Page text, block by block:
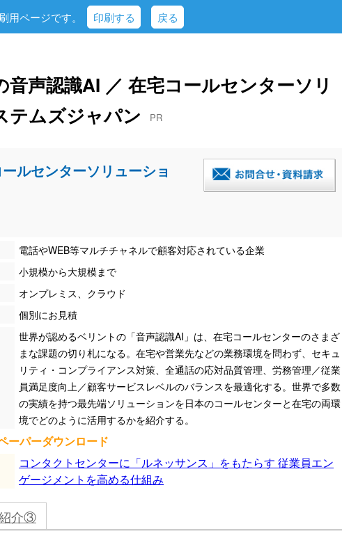
用ページです。 印刷する 戻る
音声認識AI ／ 在宅コールセンターソリ
テムズジャパン
PR
ルセンターソリューショ
電話やWEB等マルチチャネルで顧客対応されている企業
小規模から大規模まで
オンプレミス、クラウド
個別にお見積
世界が認めるベリントの「音声認識AI」は、在宅コールセンターのさまざ
まな課題の切り札になる。在宅や営業先などの業務環境を問わず、セキュ
リティ・コンプライアンス対策、全通話の応対品質管理、労務管理／従業
員満足度向上／顧客サービスレベルのバランスを最適化する。世界で多数
の実績を持つ最先端ソリューションを日本のコールセンターと在宅の両環
境でどのように活用するかを紹介する。
ーパーダウンロード
コンタクトセンターに「ルネッサンス」をもたらす 従業員エン
ゲージメントを高める仕組み
介③